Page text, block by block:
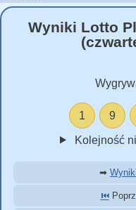
Wyniki Lotto
1 9
Kolejność
➡
⏮️